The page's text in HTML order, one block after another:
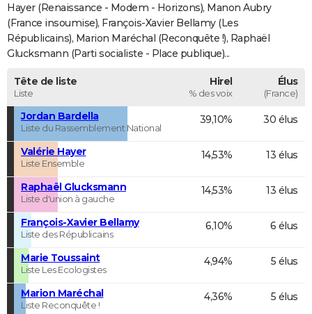
S'inscrire
Se connecter
Lycées
Collèges
Primaires
Universités
Entreprises
Service militaire
Avis de recherche
AVIS DE DÉCÈS
FORUM
Hayer (Renaissance - Modem - Horizons), Manon Aubry
(France insoumise), François-Xavier Bellamy (Les
Républicains), Marion Maréchal (Reconquête !), Raphaël
Glucksmann (Parti socialiste - Place publique)...
Tête de liste
Liste
Hirel
% des voix
Élus
(France)
Jordan Bardella
Liste du Rassemblement National
39,10% 30 élus
Valérie Hayer
Liste Ensemble
14,53% 13 élus
Raphaël Glucksmann
Liste d'union à gauche
14,53% 13 élus
François-Xavier Bellamy
Liste des Républicains
6,10% 6 élus
Marie Toussaint
Liste Les Ecologistes
4,94% 5 élus
Marion Maréchal
Liste Reconquête !
4,36% 5 élus